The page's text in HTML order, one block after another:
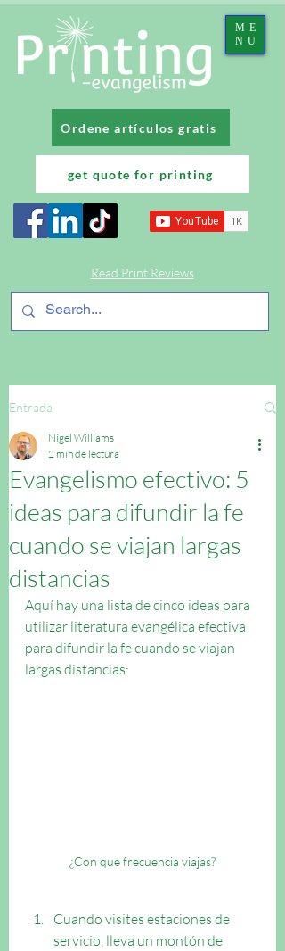
ME
NU
Ordene artículos gratis
Read Print Reviews
get quote for printing
Entrada
Evangelismo efectivo: 5
ideas para difundir la fe
cuando se viajan largas
distancias
Nigel Williams
2 min de lectura
Aquí hay una lista de cinco ideas para
utilizar literatura evangélica efectiva
para difundir la fe cuando se viajan
largas distancias:
¿Con que frecuencia viajas?
Cuando visites estaciones de
servicio, lleva un montón de